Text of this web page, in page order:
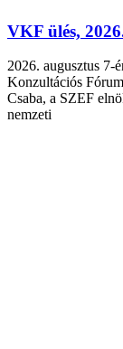
VKF ülés,
2026. augusztus 7-
Konzultációs
Csaba, a SZEF
nemzeti